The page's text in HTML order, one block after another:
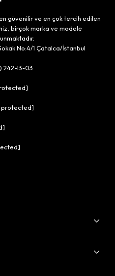
güvenilir ve en çok tercih edilen
birçok marka ve modele
No:4/1 Çatalca/İstanbul
242-13-03
protected]